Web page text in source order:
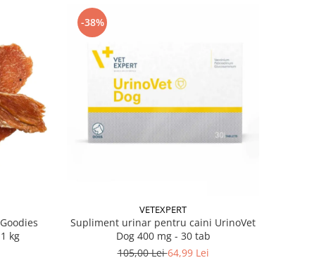
kg
-38%
VETEXPERT
Supliment urinar pentru caini UrinoVet
Dog 400 mg - 30 tab
105,00 Lei64,99 Lei